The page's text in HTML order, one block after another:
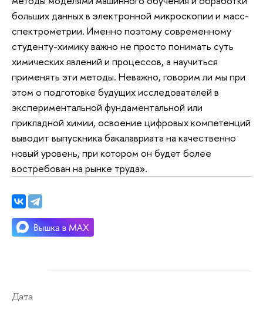
больших данных в электронной микроскопии и масс-
спектрометрии. Именно поэтому современному
студенту-химику важно не просто понимать суть
химических явлений и процессов, а научиться
применять эти методы. Неважно, говорим ли мы при
этом о подготовке будущих исследователей в
экспериментальной фундаментальной или
прикладной химии, освоение цифровых компетенций
выводит выпускника бакалавриата на качественно
новый уровень, при котором он будет более
востребован на рынке труда».
Дата